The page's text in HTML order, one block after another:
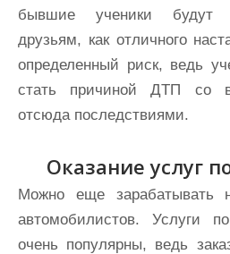
бывшие ученики будут
друзьям, как отличного
определенный риск, ведь
стать причиной ДТП со
отсюда последствиями.
Оказание услуг
Можно еще зарабатывать
автомобилистов. Услуги
очень популярны, ведь